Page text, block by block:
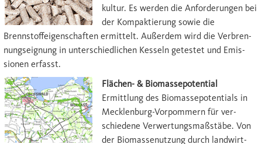
kultur. Es werden die Anforder­ungen bei
der Kompaktierung sowie die
Brennstoffeigen­schaften ermittelt. Außerdem wird die Ver­bren­
nungseignung in unterschiedlichen Kesseln getestet und Emis­
sionen erfasst.
Flächen- & Biomassepotential
Ermittlung des Bio­mas­se­potentials in
Meck­lenburg-Vorpommern für ver­
schiedene Verwert­ungs­maßstäbe. Von
der Biomassenutzung durch land­wirt­